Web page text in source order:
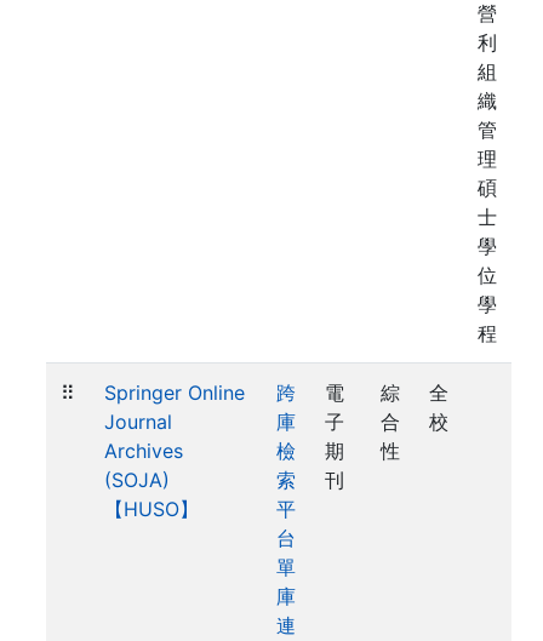
營
利
組
織
管
理
碩
士
學
位
學
程
⠿
Springer Online
Journal
Archives
(SOJA)
【HUSO】
跨
庫
檢
索
平
台
單
庫
連
電
子
期
刊
綜
合
性
全
校